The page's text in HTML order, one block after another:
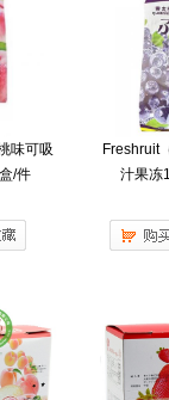
味可吸
/件
Freshruit
汁果冻